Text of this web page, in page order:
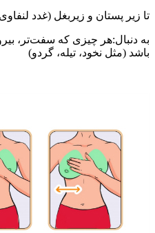
و زیربغل (غدد لنفاوی)
چیزی که سفت‌تر، بیرون‌زده
نخود، تیله، گردو)